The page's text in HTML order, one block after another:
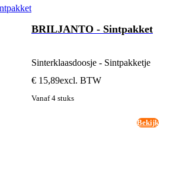
BRILJANTO - Sintpakket
Sinterklaasdoosje - Sintpakketje
€ 15,89excl. BTW
Vanaf 4 stuks
Bekijk